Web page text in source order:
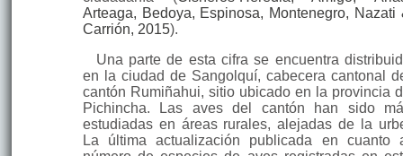
Arteaga, Bedoya, Espinosa, Montenegro, Nazati
Carrión, 2015).
Una parte de esta cifra se encuentra
en la ciudad de Sangolquí, cabecera cantonal
cantón Rumiñahui, sitio ubicado en la provincia
Pichincha. Las aves del cantón han sido
estudiadas en áreas rurales, alejadas de la
La última actualización publicada en cuanto